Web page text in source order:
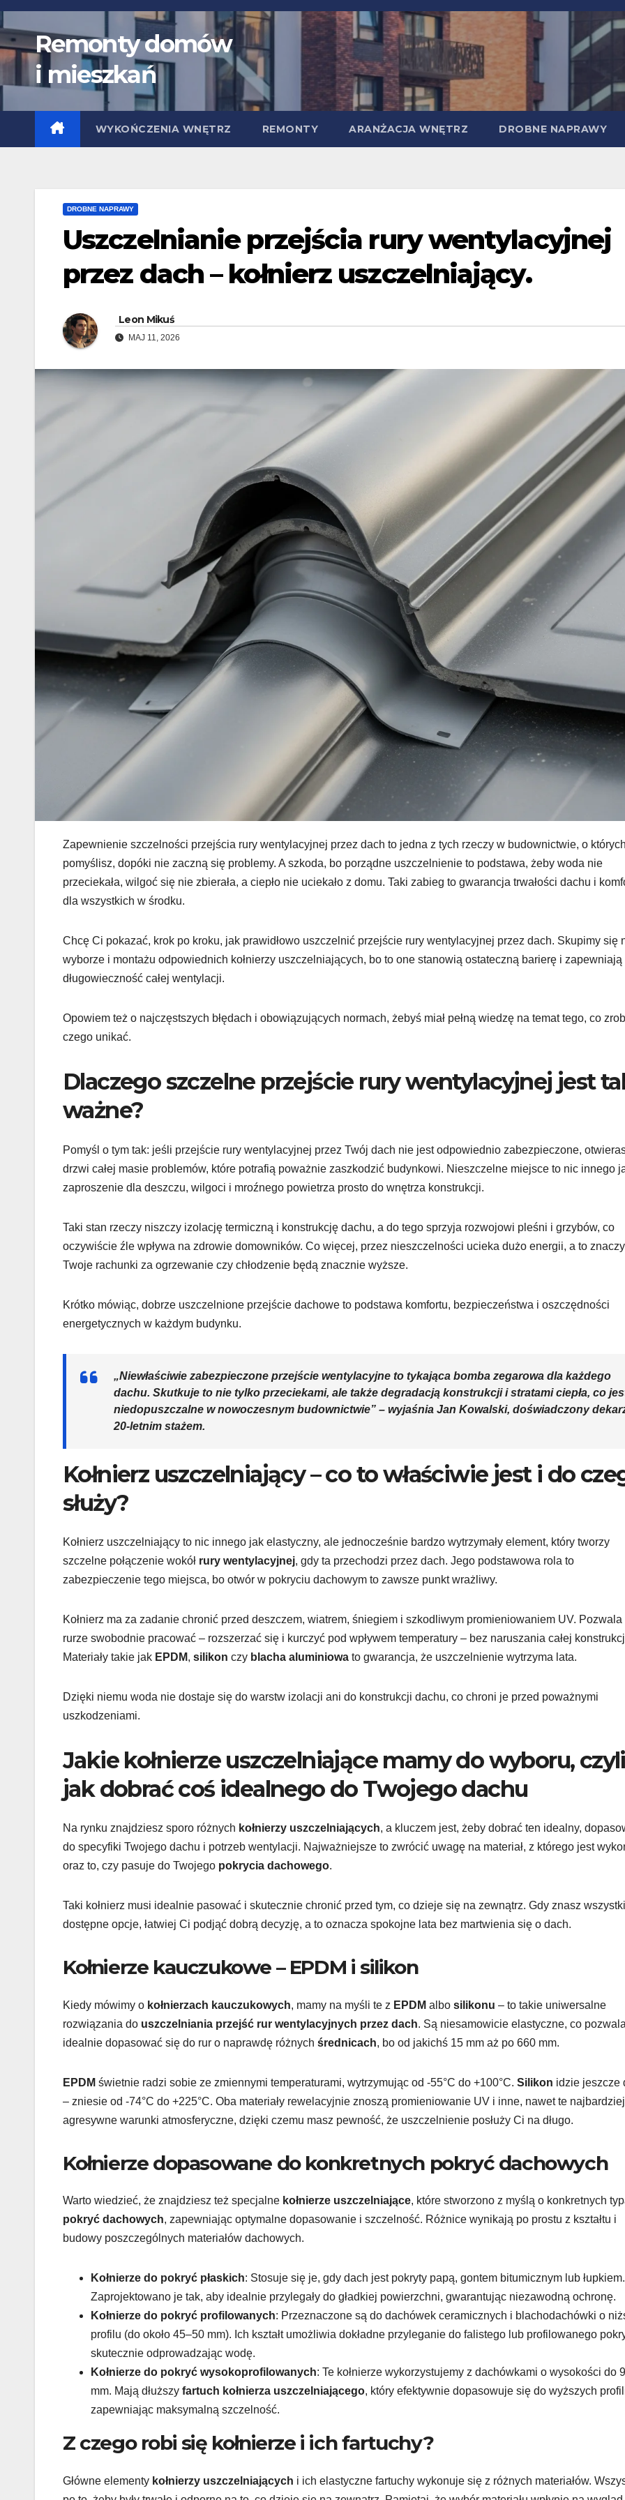
Skip
to
contentRemonty domów
i mieszkań
WYKOŃCZENIA WNĘTRZ REMONTY ARANŻACJA WNĘTRZ DROBNE NAPRAWY
DROBNE NAPRAWY
Uszczelnianie przejścia rury wentylacyjnej
przez dach – kołnierz uszczelniający.
Leon Mikuś
MAJ 11, 2026
Zapewnienie szczelności przejścia rury wentylacyjnej przez dach to jedna z tych rzeczy w budownictwie, o
pomyślisz, dopóki nie zaczną się problemy. A szkoda, bo porządne uszczelnienie to podstawa, żeby woda nie
przeciekała, wilgoć się nie zbierała, a ciepło nie uciekało z domu. Taki zabieg to gwarancja trwałości dachu i
dla wszystkich w środku.
Chcę Ci pokazać, krok po kroku, jak prawidłowo uszczelnić przejście rury wentylacyjnej przez dach. Skupimy się
wyborze i montażu odpowiednich kołnierzy uszczelniających, bo to one stanowią ostateczną barierę i zapewniają
długowieczność całej wentylacji.
Opowiem też o najczęstszych błędach i obowiązujących normach, żebyś miał pełną wiedzę na temat tego, co
czego unikać.
Dlaczego szczelne przejście rury wentylacyjnej jest
ważne?
Pomyśl o tym tak: jeśli przejście rury wentylacyjnej przez Twój dach nie jest odpowiednio zabezpieczone,
drzwi całej masie problemów, które potrafią poważnie zaszkodzić budynkowi. Nieszczelne miejsce to nic innego
zaproszenie dla deszczu, wilgoci i mroźnego powietrza prosto do wnętrza konstrukcji.
Taki stan rzeczy niszczy izolację termiczną i konstrukcję dachu, a do tego sprzyja rozwojowi pleśni i grzybów, co
oczywiście źle wpływa na zdrowie domowników. Co więcej, przez nieszczelności ucieka dużo energii, a to
Twoje rachunki za ogrzewanie czy chłodzenie będą znacznie wyższe.
Krótko mówiąc, dobrze uszczelnione przejście dachowe to podstawa komfortu, bezpieczeństwa i oszczędności
energetycznych w każdym budynku.
„Niewłaściwie zabezpieczone przejście wentylacyjne to tykająca bomba zegarowa dla każdego
dachu. Skutkuje to nie tylko przeciekami, ale także degradacją konstrukcji i stratami ciepła, co
niedopuszczalne w nowoczesnym budownictwie” – wyjaśnia Jan Kowalski, doświadczony
20-letnim stażem.
Kołnierz uszczelniający – co to właściwie jest i do
służy?
Kołnierz uszczelniający to nic innego jak elastyczny, ale jednocześnie bardzo wytrzymały element, który tworzy
szczelne połączenie wokół rury wentylacyjnej, gdy ta przechodzi przez dach. Jego podstawowa rola to
zabezpieczenie tego miejsca, bo otwór w pokryciu dachowym to zawsze punkt wrażliwy.
Kołnierz ma za zadanie chronić przed deszczem, wiatrem, śniegiem i szkodliwym promieniowaniem UV. Pozwala
rurze swobodnie pracować – rozszerzać się i kurczyć pod wpływem temperatury – bez naruszania całej
Materiały takie jak EPDM, silikon czy blacha aluminiowa to gwarancja, że uszczelnienie wytrzyma lata.
Dzięki niemu woda nie dostaje się do warstw izolacji ani do konstrukcji dachu, co chroni je przed poważnymi
uszkodzeniami.
Jakie kołnierze uszczelniające mamy do wyboru, czyli
jak dobrać coś idealnego do Twojego dachu
Na rynku znajdziesz sporo różnych kołnierzy uszczelniających, a kluczem jest, żeby dobrać ten idealny,
do specyfiki Twojego dachu i potrzeb wentylacji. Najważniejsze to zwrócić uwagę na materiał, z którego jest
oraz to, czy pasuje do Twojego pokrycia dachowego.
Taki kołnierz musi idealnie pasować i skutecznie chronić przed tym, co dzieje się na zewnątrz. Gdy znasz
dostępne opcje, łatwiej Ci podjąć dobrą decyzję, a to oznacza spokojne lata bez martwienia się o dach.
Kołnierze kauczukowe – EPDM i silikon
Kiedy mówimy o kołnierzach kauczukowych, mamy na myśli te z EPDM albo silikonu – to takie uniwersalne
rozwiązania do uszczelniania przejść rur wentylacyjnych przez dach. Są niesamowicie elastyczne, co
idealnie dopasować się do rur o naprawdę różnych średnicach, bo od jakichś 15 mm aż po 660 mm.
EPDM świetnie radzi sobie ze zmiennymi temperaturami, wytrzymując od -55°C do +100°C. Silikon idzie jeszcze
– zniesie od -74°C do +225°C. Oba materiały rewelacyjnie znoszą promieniowanie UV i inne, nawet te najbardziej
agresywne warunki atmosferyczne, dzięki czemu masz pewność, że uszczelnienie posłuży Ci na długo.
Kołnierze dopasowane do konkretnych pokryć dachowych
Warto wiedzieć, że znajdziesz też specjalne kołnierze uszczelniające, które stworzono z myślą o konkretnych
pokryć dachowych, zapewniając optymalne dopasowanie i szczelność. Różnice wynikają po prostu z kształtu i
budowy poszczególnych materiałów dachowych.
Kołnierze do pokryć płaskich: Stosuje się je, gdy dach jest pokryty papą, gontem bitumicznym lub łupkiem.
Zaprojektowano je tak, aby idealnie przylegały do gładkiej powierzchni, gwarantując niezawodną ochronę.
Kołnierze do pokryć profilowanych: Przeznaczone są do dachówek ceramicznych i blachodachówki o
profilu (do około 45–50 mm). Ich kształt umożliwia dokładne przyleganie do falistego lub profilowanego
skutecznie odprowadzając wodę.
Kołnierze do pokryć wysokoprofilowanych: Te kołnierze wykorzystujemy z dachówkami o wysokości do
mm. Mają dłuższy fartuch kołnierza uszczelniającego, który efektywnie dopasowuje się do wyższych
zapewniając maksymalną szczelność.
Z czego robi się kołnierze i ich fartuchy?
Główne elementy kołnierzy uszczelniających i ich elastyczne fartuchy wykonuje się z różnych materiałów.